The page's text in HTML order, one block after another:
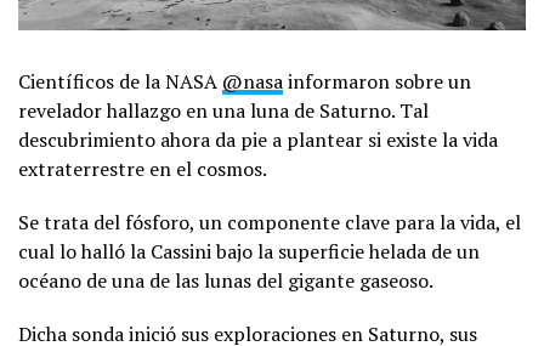
Científicos de la NASA @nasainformaron sobre un
revelador hallazgo en una luna de Saturno. Tal
descubrimiento ahora da pie a plantear si existe la vida
extraterrestre en el cosmos.
Se trata del fósforo, un componente clave para la vida, el
cual lo halló la Cassini bajo la superficie helada de un
océano de una de las lunas del gigante gaseoso.
Dicha sonda inició sus exploraciones en Saturno, sus